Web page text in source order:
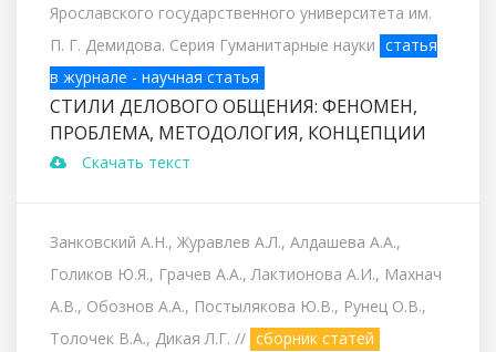
Ярославского государственного университета им.
П. Г. Демидова. Серия Гуманитарные науки статья
в журнале - научная статья
СТИЛИ ДЕЛОВОГО ОБЩЕНИЯ: ФЕНОМЕН,
ПРОБЛЕМА, МЕТОДОЛОГИЯ, КОНЦЕПЦИИ
Скачать текст
Занковский А.Н., Журавлев А.Л., Алдашева А.А.,
Голиков Ю.Я., Грачев А.А., Лактионова А.И., Махнач
А.В., Обознов А.А., Постылякова Ю.В., Рунец О.В.,
Толочек В.А., Дикая Л.Г. // сборник статей